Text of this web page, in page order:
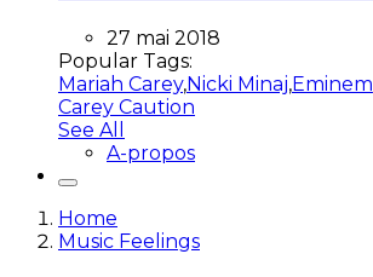
27 mai 2018
Popular Tags:
Mariah Carey,Nicki Minaj,Eminem
Carey Caution
See All
A-propos
Home
Music Feelings